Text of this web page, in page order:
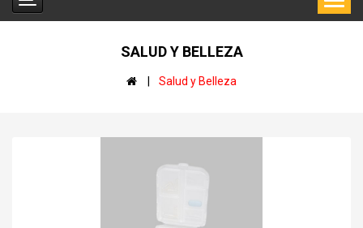
SALUD Y BELLEZA
Salud y Belleza